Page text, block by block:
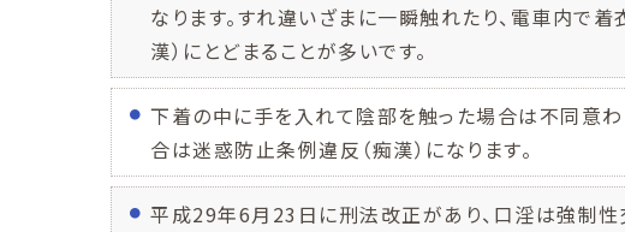
なります。すれ違いざまに一瞬触れたり、電車内で
漢）にとどまることが多いです。
下着の中に手を入れて陰部を触った場合は不同意
合は迷惑防止条例違反（痴漢）になります。
平成29年6月23日に刑法改正があり、口淫は強制性